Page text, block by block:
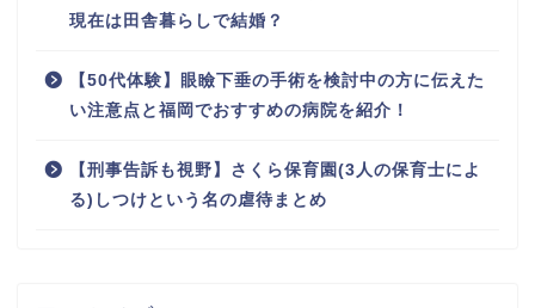
現在は田舎暮らしで結婚？
【50代体験】眼瞼下垂の手術を検討中の方に伝えた
い注意点と福岡でおすすめの病院を紹介！
【刑事告訴も視野】さくら保育園(3人の保育士によ
る)しつけという名の虐待まとめ